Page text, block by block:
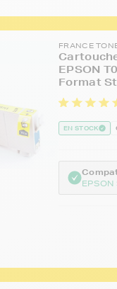
FRANCE
EPSON
Format
EN STOCK